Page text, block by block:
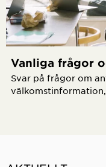
Vanliga frågor
Svar på frågor om